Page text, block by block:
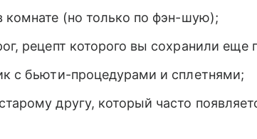
комнате (но только по фэн-шую);
рецепт которого вы сохранили еще
с бьюти-процедурами и сплетнями;
другу, который часто